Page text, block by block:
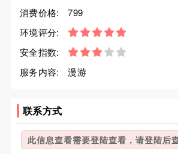
消费价格:
799
环境评分:
安全指数:
服务内容:
漫游
联系方式
此信息查看需要登陆查看，请登陆后